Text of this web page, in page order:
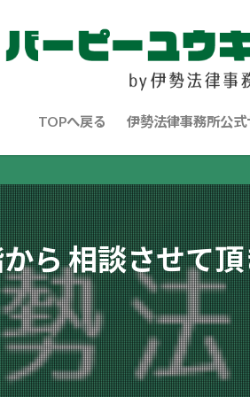
TOPへ戻る 伊勢法律事務所公
ら 相談させて